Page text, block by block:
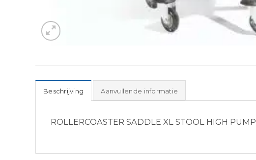
Beschrijving Aanvullende informatie
ROLLERCOASTER SADDLE XL STOOL HIGH PUMP